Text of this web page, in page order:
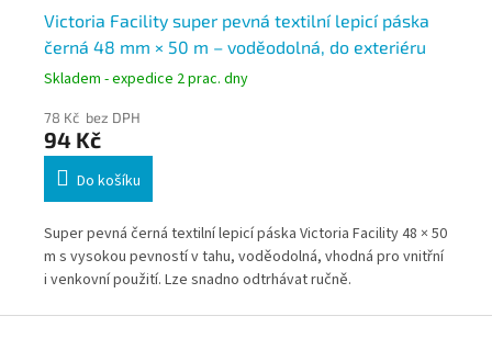
Victoria Facility super pevná textilní lepicí páska
černá 48 mm × 50 m – voděodolná, do exteriéru
Skladem - expedice 2 prac. dny
78 Kč bez DPH
94 Kč
Do košíku
Super pevná černá textilní lepicí páska Victoria Facility 48 × 50
m s vysokou pevností v tahu, voděodolná, vhodná pro vnitřní
i venkovní použití. Lze snadno odtrhávat ručně.